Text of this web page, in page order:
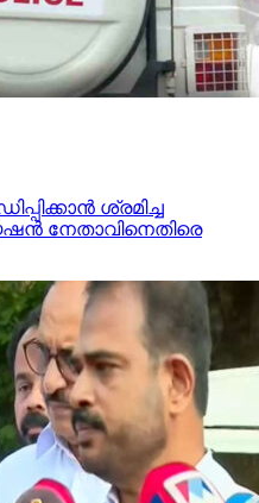
ശ്രമിച്ച
നേതാവിനെതിരെ